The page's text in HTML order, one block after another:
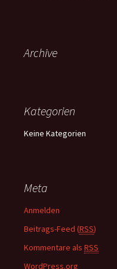
Archive
Kategorien
Keine Kategorien
Meta
Anmelden
Beitrags-Feed (RSS)
Kommentare als RSS
WordPress.org